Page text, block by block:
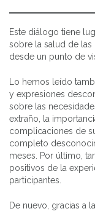
Este diálogo tiene
sobre la salud de las
desde un punto de
Lo hemos leído
y expresiones
sobre las
extraño, la
complicaciones de
completo
meses. Por último,
positivos de la
participantes.
De nuevo, gracias a